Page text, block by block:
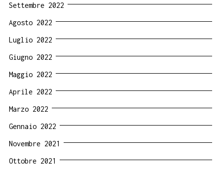
Settembre 2022
Agosto 2022
Luglio 2022
Giugno 2022
Maggio 2022
Aprile 2022
Marzo 2022
Gennaio 2022
Novembre 2021
Ottobre 2021